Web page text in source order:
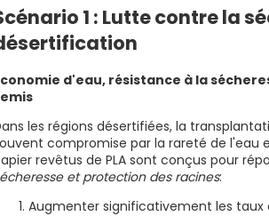
1 : Lutte contre la
d'eau, résistance à la
les régions désertifiées, la
compromise par la rareté de l'eau
revêtus de PLA sont conçus pour
et protection des racines:
Augmenter significativement les taux